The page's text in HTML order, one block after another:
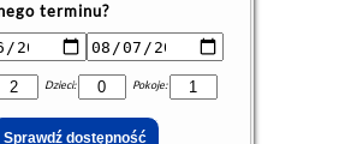
terminu?
Dzieci: Pokoje: